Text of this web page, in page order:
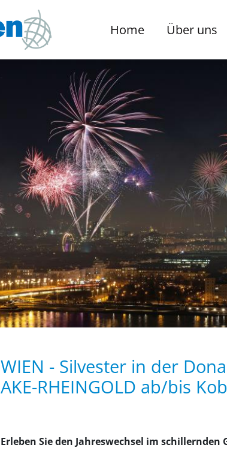
Home Über uns
WIEN - Silvester in der
AKE-RHEINGOLD ab/bis
Erleben Sie den Jahreswechsel im schillernden